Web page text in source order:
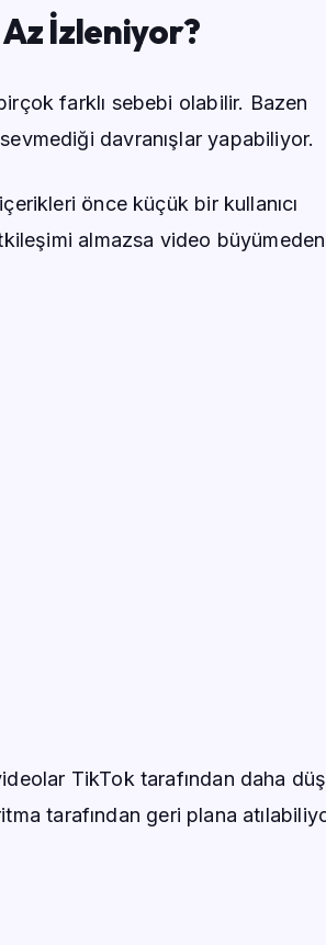
İzleniyor?
farklı sebebi olabilir. Bazen
davranışlar yapabiliyor.
önce küçük bir kullanıcı
almazsa video büyümeden
TikTok tarafından daha
tarafından geri plana